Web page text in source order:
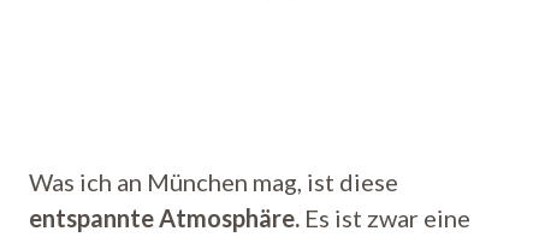
Was ich an München mag, ist diese
entspannte Atmosphäre. Es ist zwar eine